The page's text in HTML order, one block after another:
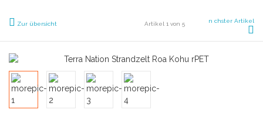
Zur übersicht Artikel 1 von 5 n chster Artikel